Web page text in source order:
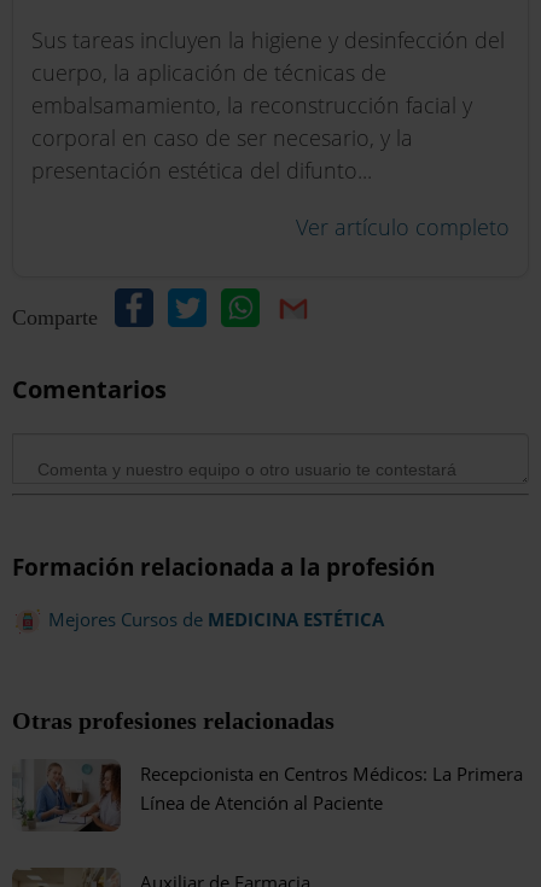
Sus tareas incluyen la higiene y desinfección del
cuerpo, la aplicación de técnicas de
embalsamamiento, la reconstrucción facial y
corporal en caso de ser necesario, y la
presentación estética del difunto...
Ver artículo completo
Comparte
Comentarios
Formación relacionada a la profesión
Mejores Cursos de MEDICINA ESTÉTICA
Otras profesiones relacionadas
Recepcionista en Centros Médicos: La Primera
Línea de Atención al Paciente
Auxiliar de Farmacia